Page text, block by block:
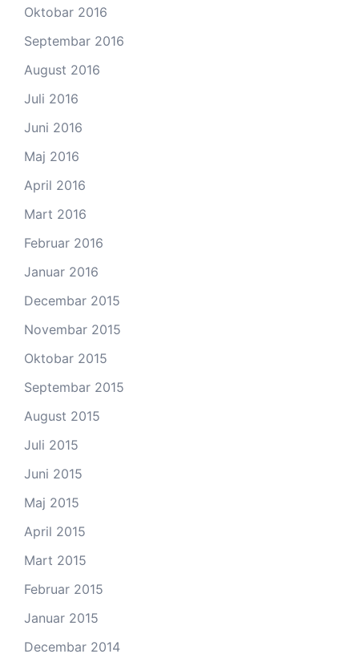
Oktobar 2016
Septembar 2016
August 2016
Juli 2016
Juni 2016
Maj 2016
April 2016
Mart 2016
Februar 2016
Januar 2016
Decembar 2015
Novembar 2015
Oktobar 2015
Septembar 2015
August 2015
Juli 2015
Juni 2015
Maj 2015
April 2015
Mart 2015
Februar 2015
Januar 2015
Decembar 2014